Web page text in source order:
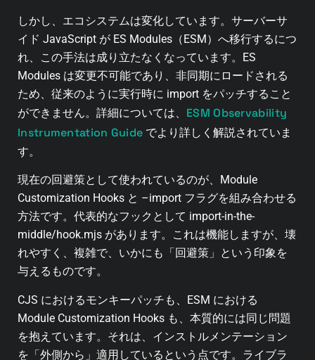
しかし、エコシステムは変化しています。サーバーサ
イド JavaScript が ES Modules（ESM）へ移行するにつ
れ、この手法は成り立たなくなっています。ES
Modules は変更不可能であり、非同期にロードされる
ため、従来のように実行時に import をパッチすること
ができません。詳細については、 ESM Observability
Instrumentation Guide でより詳しく解説されていま
す。
現在の回避策として使われているのが、Module
Customization Hooks と –import フラグを組み合わせる
方法です。代表的なフックとして import-in-the-
middle/hook.mjs があります。これは機能しますが、壊
れやすく、複雑で、いかにも「回避策」という印象を
与えるものです。
CJS におけるモンキーパッチも、ESM における
Module Customization Hooks も、本質的には同じ問題
を抱えています。それは、インストルメンテーション
を「外側から」適用しているという点です。ライブラ